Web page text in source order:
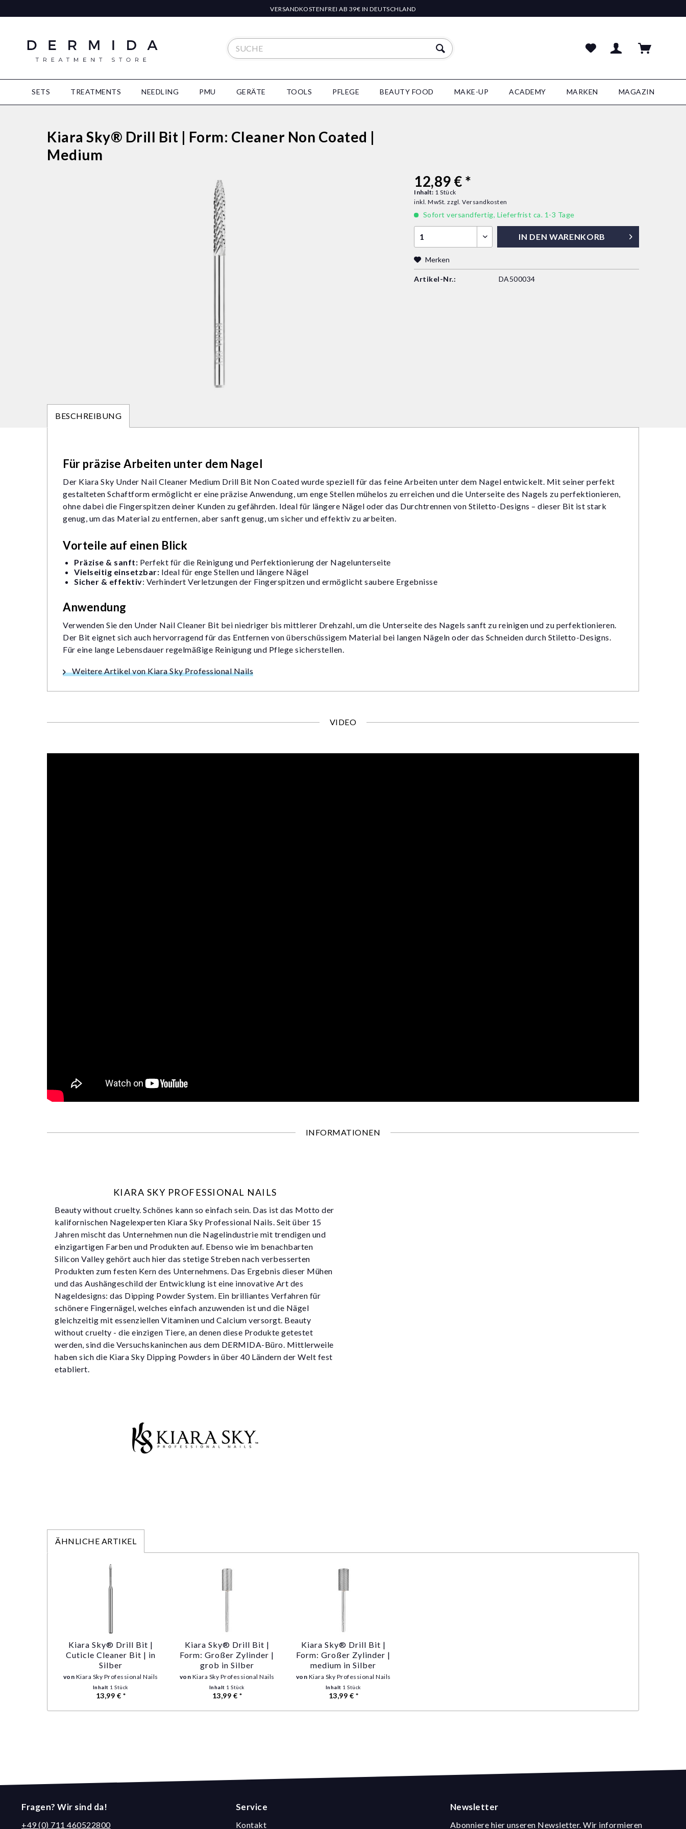
VERSANDKOSTENFREI AB 39€ IN DEUTSCHLAND
SETS TREATMENTS NEEDLING PMU GERÄTE TOOLS PFLEGE BEAUTY FOOD MAKE-UP ACADEMY MARKEN MAGAZIN
Kiara Sky® Drill Bit | Form: Cleaner Non Coated |
Medium
12,89 € *
Inhalt: 1 Stück
inkl. MwSt.zzgl. Versandkosten
Sofort versandfertig, Lieferfrist ca. 1-3 Tage
IN DEN WARENKORB
Merken
Artikel-Nr.: DA500034
BESCHREIBUNG
Für präzise Arbeiten unter dem Nagel
Der Kiara Sky Under Nail Cleaner Medium Drill Bit Non Coated wurde speziell für das feine Arbeiten unter dem Nagel entwickelt. Mit seiner perfekt
gestalteten Schaftform ermöglicht er eine präzise Anwendung, um enge Stellen mühelos zu erreichen und die Unterseite des Nagels zu perfektionieren,
ohne dabei die Fingerspitzen deiner Kunden zu gefährden. Ideal für längere Nägel oder das Durchtrennen von Stiletto-Designs – dieser Bit ist stark
genug, um das Material zu entfernen, aber sanft genug, um sicher und effektiv zu arbeiten.
Vorteile auf einen Blick
Präzise & sanft: Perfekt für die Reinigung und Perfektionierung der Nagelunterseite
Vielseitig einsetzbar: Ideal für enge Stellen und längere Nägel
Sicher & effektiv: Verhindert Verletzungen der Fingerspitzen und ermöglicht saubere Ergebnisse
Anwendung
Verwenden Sie den Under Nail Cleaner Bit bei niedriger bis mittlerer Drehzahl, um die Unterseite des Nagels sanft zu reinigen und zu perfektionieren.
Der Bit eignet sich auch hervorragend für das Entfernen von überschüssigem Material bei langen Nägeln oder das Schneiden durch Stiletto-Designs.
Für eine lange Lebensdauer regelmäßige Reinigung und Pflege sicherstellen.
Weitere Artikel von Kiara Sky Professional Nails
VIDEO
INFORMATIONEN
KIARA SKY PROFESSIONAL NAILS
Beauty without cruelty. Schönes kann so einfach sein. Das ist das Motto der
kalifornischen Nagelexperten Kiara Sky Professional Nails. Seit über 15
Jahren mischt das Unternehmen nun die Nagelindustrie mit trendigen und
einzigartigen Farben und Produkten auf. Ebenso wie im benachbarten
Silicon Valley gehört auch hier das stetige Streben nach verbesserten
Produkten zum festen Kern des Unternehmens. Das Ergebnis dieser Mühen
und das Aushängeschild der Entwicklung ist eine innovative Art des
Nageldesigns: das Dipping Powder System. Ein brilliantes Verfahren für
schönere Fingernägel, welches einfach anzuwenden ist und die Nägel
gleichzeitig mit essenziellen Vitaminen und Calcium versorgt. Beauty
without cruelty - die einzigen Tiere, an denen diese Produkte getestet
werden, sind die Versuchskaninchen aus dem DERMIDA-Büro. Mittlerweile
haben sich die Kiara Sky Dipping Powders in über 40 Ländern der Welt fest
etabliert.
ÄHNLICHE ARTIKEL
Kiara Sky® Drill Bit |
Cuticle Cleaner Bit | in
Silber
von Kiara Sky Professional Nails
Inhalt 1 Stück
13,99 € *
Kiara Sky® Drill Bit |
Form: Großer Zylinder |
grob in Silber
von Kiara Sky Professional Nails
Inhalt 1 Stück
13,99 € *
Kiara Sky® Drill Bit |
Form: Großer Zylinder |
medium in Silber
von Kiara Sky Professional Nails
Inhalt 1 Stück
13,99 € *
Fragen? Wir sind da!
+49 (0) 711 460522800
Service
Kontakt
Newsletter
Abonniere hier unseren Newsletter. Wir informieren